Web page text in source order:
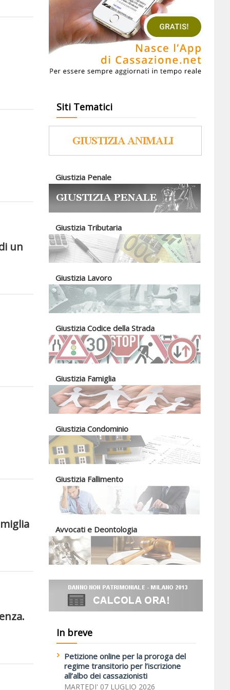
un
Siti Tematici
Giustizia Penale
Giustizia Tributaria
Giustizia Lavoro
Giustizia Codice della Strada
Giustizia Famiglia
Giustizia Condominio
Giustizia Fallimento
Avvocati e Deontologia
In breve
Petizione online per la proroga del
regime transitorio per l’iscrizione
all’albo dei cassazionisti
MARTEDI' 07 LUGLIO 2026